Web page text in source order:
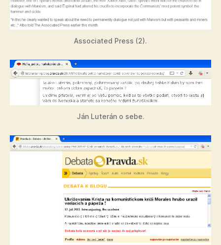
Associated Press (2).
Ján Luterán o sebe.